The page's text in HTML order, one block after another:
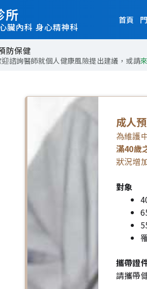
所
臟內科 身心精神科
首頁
防保健
諮詢醫師就個人健康風險提出建議，或請
成人
為維護
滿40歲
狀況增
對象
攜帶證
請攜帶